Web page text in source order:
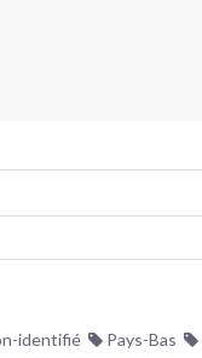
identifié Pays-Bas